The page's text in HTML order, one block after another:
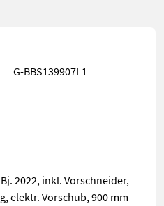
G-BBS139907L1
2022, inkl. Vorschneider,
elektr. Vorschub, 900 mm